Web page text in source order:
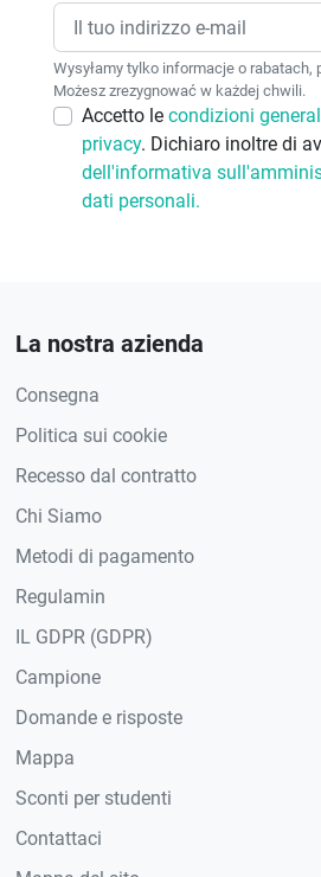
Wysyłamy tylko informacje o
Możesz zrezygnować w każdej chwili.
Accetto le condizioni
privacy. Dichiaro inoltre di
dell'informativa
dati personali.
La nostra azienda
Consegna
Politica sui cookie
Recesso dal contratto
Chi Siamo
Metodi di pagamento
Regulamin
IL GDPR (GDPR)
Campione
Domande e risposte
Mappa
Sconti per studenti
Contattaci